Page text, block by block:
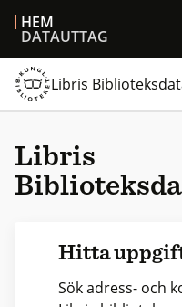
HEM
DATAUTTAG
Libris
Libris
Hitta
Sök adress- och